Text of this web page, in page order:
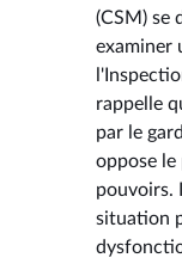
(CSM) se
examiner
rappelle
par le
oppose le
pouvoirs.
situation